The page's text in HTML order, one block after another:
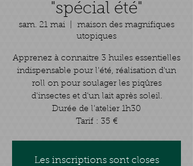
"spécial été"
sam. 21 mai
maison des magnifiques
utopiques
Apprenez à connaitre 3 huiles essentielles
indispensable pour l'été, réalisation d'un
roll on pour soulager les piqûres
d'insectes et d'un lait après soleil.
Durée de l’atelier 1h30
Tarif : 35 €
Les inscriptions sont closes